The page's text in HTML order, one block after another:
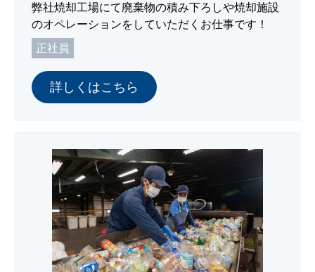
弊社焼却工場にて廃棄物の積み下ろしや焼却施設
のオペレーションをしていただくお仕事です！
正社員
詳しくはこちら